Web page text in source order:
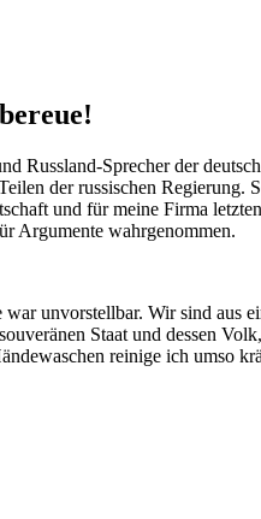
Russland-Sprecher der
der russischen
und für meine Firma
Argumente wahrgenommen.
unvorstellbar. Wir sind
Staat und dessen
reinige ich umso